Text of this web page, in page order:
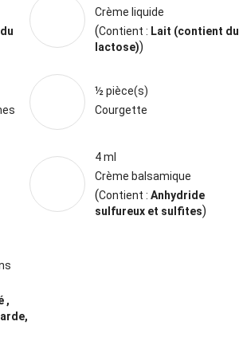
Crème liquide
(Contient : Lait (contient du
lactose))
½ pièce(s)
Courgette
4 ml
Crème balsamique
(Contient : Anhydride
sulfureux et sulfites)
,